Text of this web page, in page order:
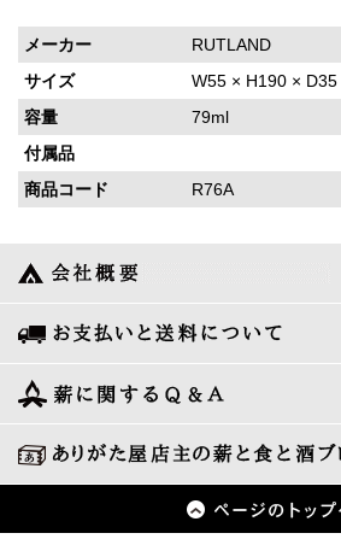
メーカー
RUTLAND
サイズ
W55 × H190 × D35
容量
79ml
付属品
商品コード
R76A